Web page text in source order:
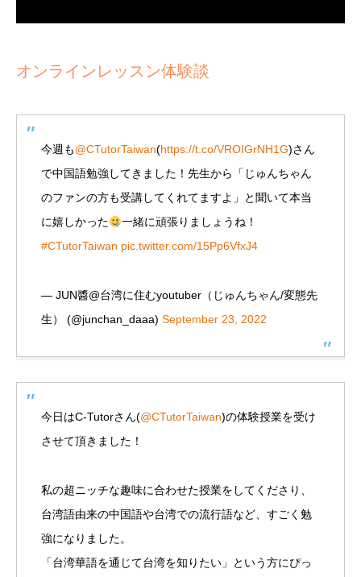
オンラインレッスン体験談
今週も@CTutorTaiwan(https://t.co/VROIGrNH1G)さん
で中国語勉強してきました！先生から「じゅんちゃん
のファンの方も受講してくれてますよ」と聞いて本当
に嬉しかった
一緒に頑張りましょうね！
#CTutorTaiwan pic.twitter.com/15Pp6VfxJ4
— JUN醬@台湾に住むyoutuber（じゅんちゃん/変態先
生） (@junchan_daaa) September 23, 2022
今日はC-Tutorさん(@CTutorTaiwan)の体験授業を受け
させて頂きました！
私の超ニッチな趣味に合わせた授業をしてくださり、
台湾語由来の中国語や台湾での流行語など、すごく勉
強になりました。
「台湾華語を通じて台湾を知りたい」という方にぴっ